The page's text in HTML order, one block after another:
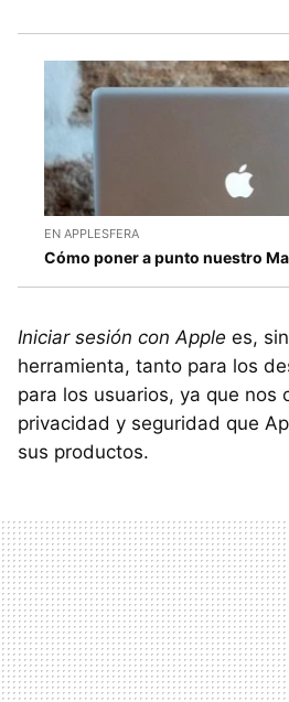
EN APPLESFERA
Cómo poner a punto nuestro
Iniciar sesión con Apple es,
herramienta, tanto para los
para los usuarios, ya que nos
privacidad y seguridad que
sus productos.